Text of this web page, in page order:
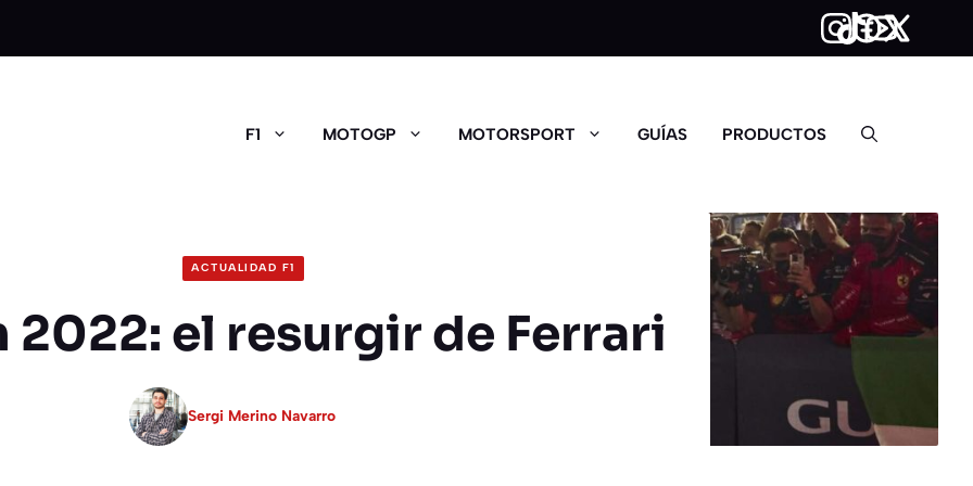
F1 MOTOGP MOTORSPORT GUÍAS PRODUCTOS
ACTUALIDAD F1
2022: el resurgir de Ferrari
Sergi Merino Navarro